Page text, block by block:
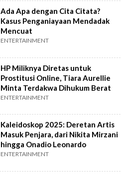
Ada Apa dengan Cita Citata?
Kasus Penganiayaan Mendadak
Mencuat
ENTERTAINMENT
HP Miliknya Diretas untuk
Prostitusi Online, Tiara Aurellie
Minta Terdakwa Dihukum Berat
ENTERTAINMENT
Kaleidoskop 2025: Deretan Artis
Masuk Penjara, dari Nikita Mirzani
hingga Onadio Leonardo
ENTERTAINMENT